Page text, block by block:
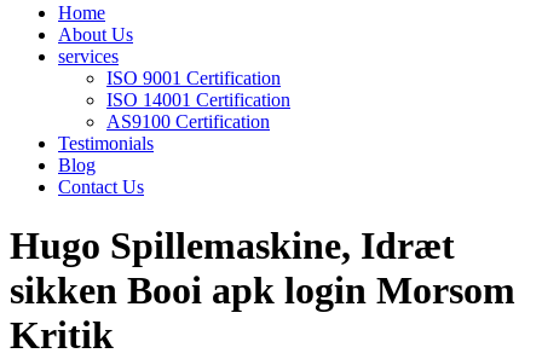
Home
About Us
services
ISO 9001 Certification
ISO 14001 Certification
AS9100 Certification
Testimonials
Blog
Contact Us
Hugo Spillemaskine, Idræt
sikken Booi apk login Morsom
Kritik